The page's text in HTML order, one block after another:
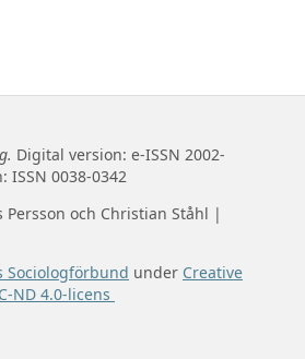
Digital version: e-ISSN 2002-
ISSN 0038-0342
Persson och Christian Ståhl |
Sociologförbund under Creative
ND 4.0-licens